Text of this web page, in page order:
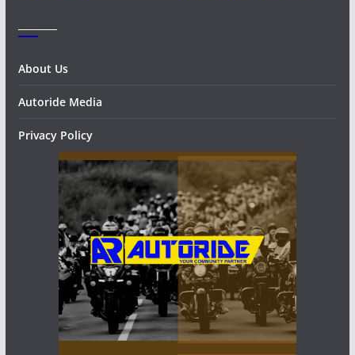
About Us
Autoride Media
Privacy Policy